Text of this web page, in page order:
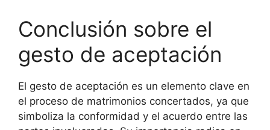
Conclusión sobre el
gesto de aceptación
El gesto de aceptación es un elemento clave en
el proceso de matrimonios concertados, ya que
simboliza la conformidad y el acuerdo entre las